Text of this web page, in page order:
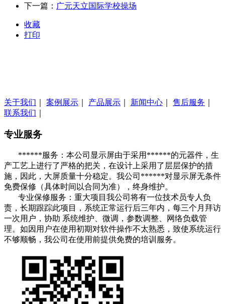
下一篇： 广元天立国际学校操场
收藏
打印
关于我们 案例展示 产品展示 新闻中心 售后服务
联系我们
专业服务
******服务：本公司显示屏由于采用******的元器件，生
产工艺上进行了严格的把关，在设计上采用了层层保护的措
施，因此，大屏质量十分稳定。我公司******对显示屏无条件
免费保修（具体时间以合同为准），终身维护。
专业保修服务：重大项目我公司将有一位技术员专人负
责，长期跟踪此项目，系统正常运行后三年内，每三个月拜访
一次用户，协助 系统维护、微调，参数调整、网络负载管
理。如因用户在使用初期对软件操作不太熟悉，致使系统运行
不够顺畅，我公司在使用前提供免费的培训服务。